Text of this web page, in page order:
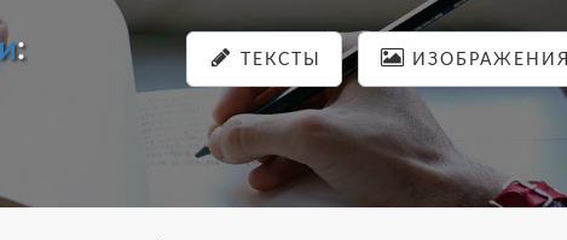
: ТЕКСТЫ ИЗОБРАЖЕНИЯ